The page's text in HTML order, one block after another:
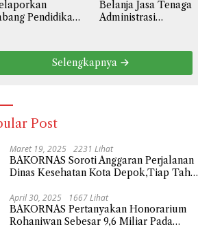
Pendidikan
Jaya
Anggaran
Personil
108,9
Belanja Jasa Tenaga
Administrasi
BPKAD Kota Bekasi
Transparan Ke
Publik
Selengkapnya
Post
Maret 19, 2025 2231 Lihat
BAKORNAS Soroti Anggaran Perjalanan
Dinas Kesehatan Kota Depok,Tiap Tahun
April 30, 2025 1667 Lihat
BAKORNAS Pertanyakan Honorarium
Rohaniwan Sebesar 9,6 Miliar Pada